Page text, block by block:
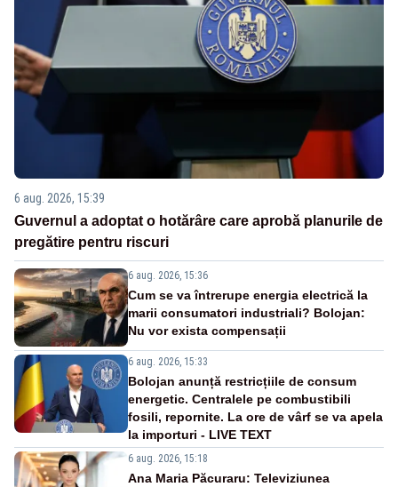
6 aug. 2026, 15:39
Guvernul a adoptat o hotărâre care aprobă planurile de
pregătire pentru riscuri
6 aug. 2026, 15:36
Cum se va întrerupe energia electrică la
marii consumatori industriali? Bolojan:
Nu vor exista compensații
6 aug. 2026, 15:33
Bolojan anunță restricțiile de consum
energetic. Centralele pe combustibili
fosili, repornite. La ore de vârf se va apela
la importuri - LIVE TEXT
6 aug. 2026, 15:18
Ana Maria Păcuraru: Televiziunea